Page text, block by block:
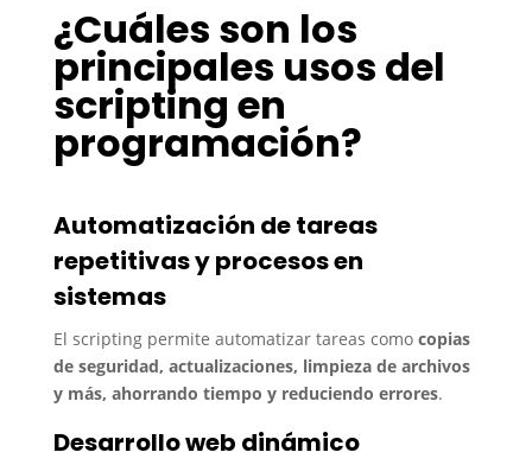
¿Cuáles son los
principales usos del
scripting en
programación?
Automatización de tareas
repetitivas y procesos en
sistemas
El scripting permite automatizar tareas como copias
de seguridad, actualizaciones, limpieza de archivos
y más, ahorrando tiempo y reduciendo errores.
Desarrollo web dinámico